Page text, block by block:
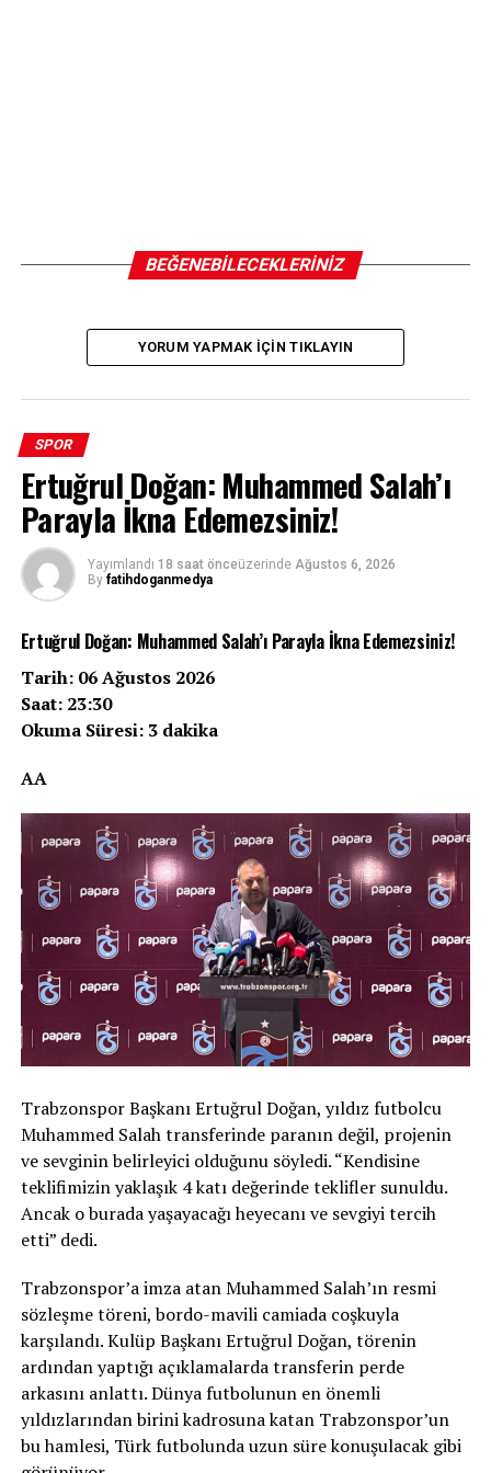
BEĞENEBILECEKLERINIZ
YORUM YAPMAK IÇIN TIKLAYIN
SPOR
Ertuğrul Doğan: Muhammed Salah’ı
Parayla İkna Edemezsiniz!
Yayımlandı 18 saat önceüzerinde Ağustos 6, 2026
By fatihdoganmedya
Ertuğrul Doğan: Muhammed Salah’ı Parayla İkna Edemezsiniz!
Tarih: 06 Ağustos 2026
Saat: 23:30
Okuma Süresi: 3 dakika
AA
Trabzonspor Başkanı Ertuğrul Doğan, yıldız futbolcu
Muhammed Salah transferinde paranın değil, projenin
ve sevginin belirleyici olduğunu söyledi. “Kendisine
teklifimizin yaklaşık 4 katı değerinde teklifler sunuldu.
Ancak o burada yaşayacağı heyecanı ve sevgiyi tercih
etti” dedi.
Trabzonspor’a imza atan Muhammed Salah’ın resmi
sözleşme töreni, bordo-mavili camiada coşkuyla
karşılandı. Kulüp Başkanı Ertuğrul Doğan, törenin
ardından yaptığı açıklamalarda transferin perde
arkasını anlattı. Dünya futbolunun en önemli
yıldızlarından birini kadrosuna katan Trabzonspor’un
bu hamlesi, Türk futbolunda uzun süre konuşulacak gibi